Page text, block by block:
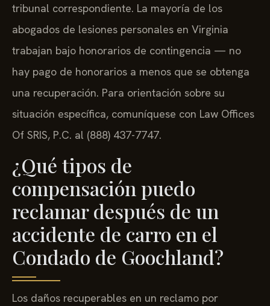
tribunal correspondiente. La mayoría de los
abogados de lesiones personales en Virginia
trabajan bajo honorarios de contingencia — no
hay pago de honorarios a menos que se obtenga
una recuperación. Para orientación sobre su
situación específica, comuníquese con Law Offices
Of SRIS, P.C. al (888) 437-7747.
¿Qué tipos de
compensación puedo
reclamar después de un
accidente de carro en el
Condado de Goochland?
Los daños recuperables en un reclamo por